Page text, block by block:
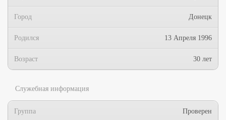
Город Донецк
Родился 13 Апреля 1996
Возраст 30 лет
Служебная информация
Группа Проверен